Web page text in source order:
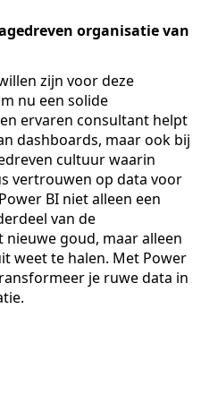
organisatie van
zijn voor deze
nu een solide
ervaren consultant helpt
dashboards, maar ook bij
cultuur waarin
vertrouwen op data voor
BI niet alleen een
van de
goud, maar alleen
weet te halen. Met Power
je ruwe data in